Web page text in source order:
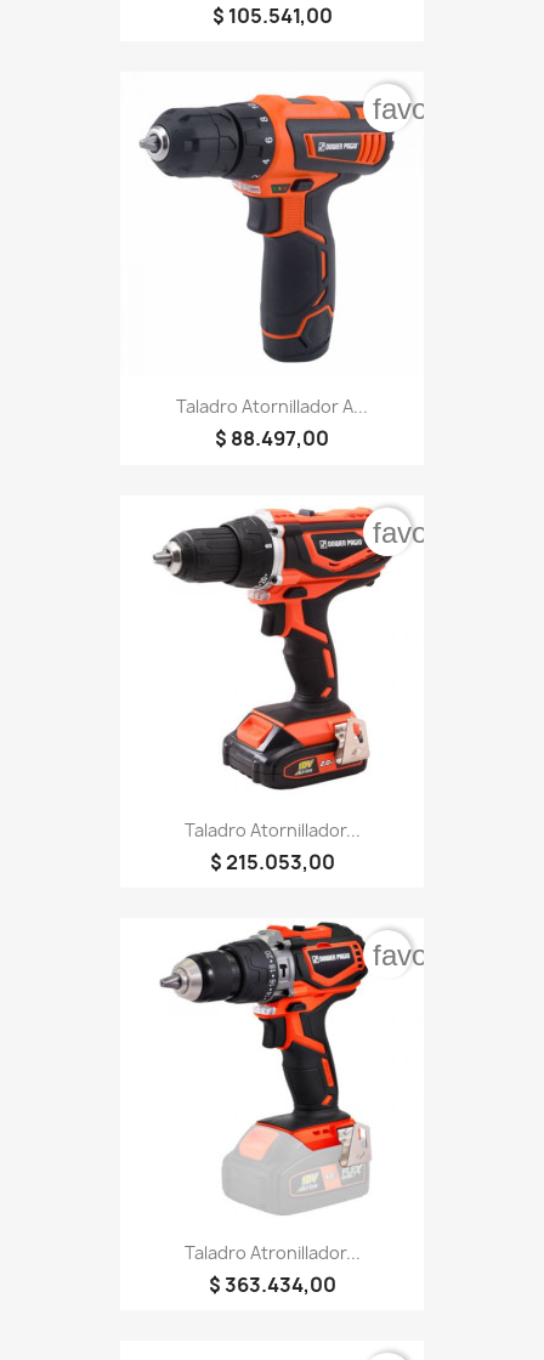
$ 105.541,00
Taladro Atornillador A...
$ 88.497,00
Taladro Atornillador...
$ 215.053,00
Taladro Atronillador...
$ 363.434,00